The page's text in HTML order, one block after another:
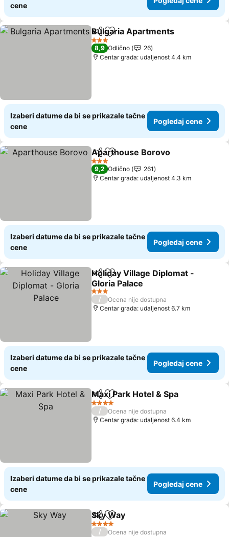
cene
Deli Dodati u favorite
Bulgaria Apartments
3 Zvezdice
8,9 Odlično
26
Centar grada: udaljenost 4.4 km
Izaberi datume da bi se prikazale tačne
cene
Pogledaj cene
Deli Dodati u favorite
Aparthouse Borovo
3 Zvezdice
9,2 Odlično
261
Centar grada: udaljenost 4.3 km
Izaberi datume da bi se prikazale tačne
cene
Pogledaj cene
Deli Dodati u favorite
Holiday Village Diplomat -
Gloria Palace
Pogledaj cene
3 Zvezdice
/
Ocena nije dostupna
Centar grada: udaljenost 6.7 km
Izaberi datume da bi se prikazale tačne
cene
Pogledaj cene
Deli Dodati u favorite
Maxi Park Hotel & Spa
4 Zvezdice
/
Ocena nije dostupna
Centar grada: udaljenost 6.4 km
Izaberi datume da bi se prikazale tačne
cene
Pogledaj cene
Deli Dodati u favorite
Sky Way
4 Zvezdice
/ Ocena nije dostupna